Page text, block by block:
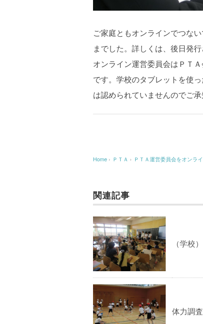
ご家庭ともオンラインでつな
までした。詳しくは、後日発
オンライン運営委員会はＰＴ
です。学校のタブレットを使
は認められていませんのでご承
Home › ＰＴＡ › ＰＴＡ運営委員会をオンラ
関連記事
（学校
体力調査